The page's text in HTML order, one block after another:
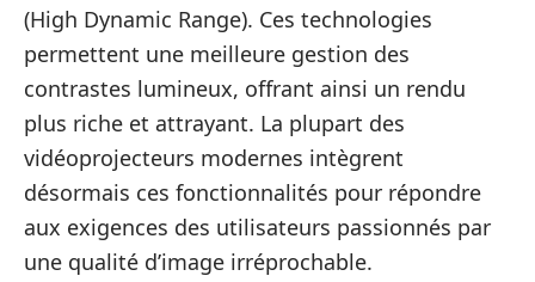
(High Dynamic Range). Ces technologies
permettent une meilleure gestion des
contrastes lumineux, offrant ainsi un rendu
plus riche et attrayant. La plupart des
vidéoprojecteurs modernes intègrent
désormais ces fonctionnalités pour répondre
aux exigences des utilisateurs passionnés par
une qualité d’image irréprochable.